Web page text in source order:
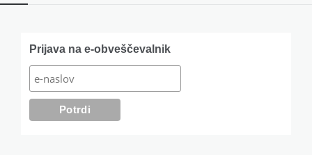
WidgetsPrijava na e-obveščevalnik